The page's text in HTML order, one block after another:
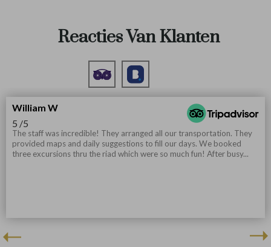
Reacties Van Klanten
William W
5 /5
The staff was incredible! They arranged all our transportation. They
provided maps and daily suggestions to fill our days. We booked
three excursions thru the riad which were so much fun! After busy...